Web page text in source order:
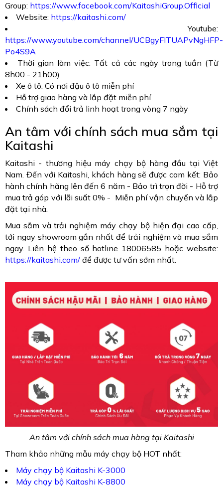
Group: https://www.facebook.com/KaitashiGroup.Official
Website: https://kaitashi.com/
Youtube:
https://www.youtube.com/channel/UCBgyFlTUAPvNgHFP-
Po4S9A
Thời gian làm việc: Tất cả các ngày trong tuần (Từ
8h00 - 21h00)
Xe ô tô: Có nơi đậu ô tô miễn phí
Hỗ trợ giao hàng và lắp đặt miễn phí
Chính sách đổi trả linh hoạt trong vòng 7 ngày
An tâm với chính sách mua sắm tại
Kaitashi
Kaitashi - thương hiệu máy chạy bộ hàng đầu tại Việt
Nam. Đến với Kaitashi, khách hàng sẽ được cam kết: Bảo
hành chính hãng lên đến 6 năm - Bảo trì trọn đời - Hỗ trợ
mua trả góp với lãi suất 0% - Miễn phí vận chuyển và lắp
đặt tại nhà.
Mua sắm và trải nghiệm máy chạy bộ hiện đại cao cấp,
tới ngay showroom gần nhất để trải nghiệm và mua sắm
ngay. Liên hệ theo số hotline 18006585 hoặc website:
https://kaitashi.com/ để được tư vấn sớm nhất.
An tâm với chính sách mua hàng tại Kaitashi
Tham khảo những mẫu máy chạy bộ HOT nhất:
Máy chạy bộ Kaitashi K-3000
Máy chạy bộ Kaitashi K-8800